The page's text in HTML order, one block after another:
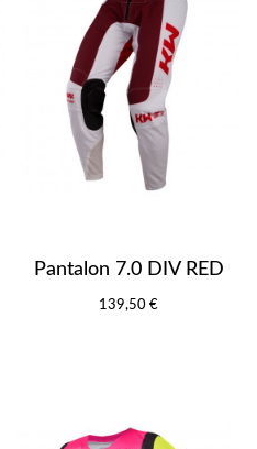
Pantalon 7.0 DIV RED
139,50 €